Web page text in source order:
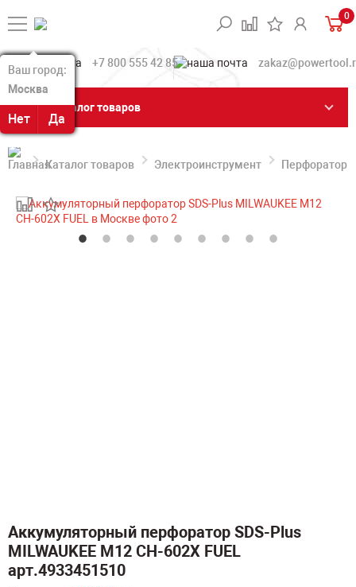
Ваш город:
Москва
Нет Да
Ваш город:
Москва
Нет Да
0
+7 800 555 42 85
Каталог товаров
Каталог товаров Электроинструмент Перфораторы
Аккумуляторный перфоратор SDS-Plus
MILWAUKEE M12 CH-602X FUEL
арт.4933451510